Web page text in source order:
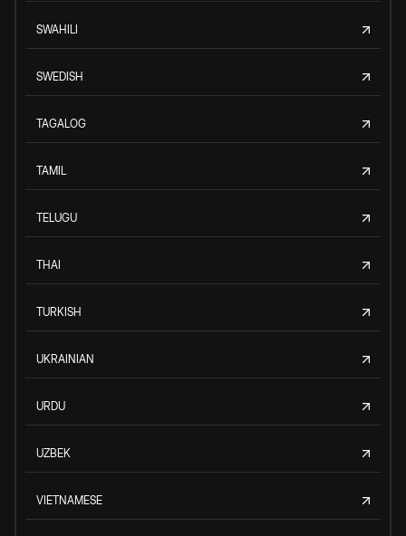
SWAHILI
SWEDISH
TAGALOG
TAMIL
TELUGU
THAI
TURKISH
UKRAINIAN
URDU
UZBEK
VIETNAMESE